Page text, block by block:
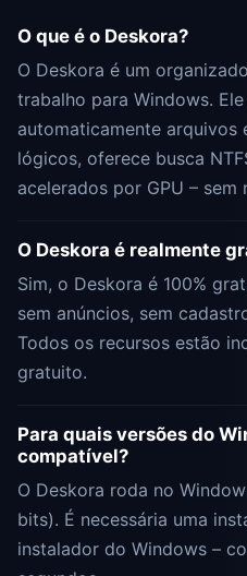
O que é o Deskora?
O Deskora é um
trabalho para Windows.
automaticamente arquivos
lógicos, oferece busca
acelerados por GPU –
O Deskora é realmente
Sim, o Deskora é 100%
sem anúncios, sem
Todos os recursos estão
gratuito.
Para quais versões do
compatível?
O Deskora roda no
bits). É necessária uma
instalador do Windows –